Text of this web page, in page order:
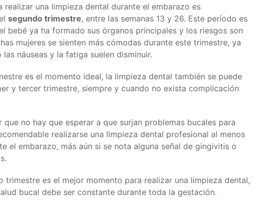
realizar una limpieza dental durante el embarazo es
segundo trimestre, entre las semanas 13 y 26. Este período es
bebé ya ha formado sus órganos principales y los riesgos son
mujeres se sienten más cómodas durante este trimestre, ya
náuseas y la fatiga suelen disminuir.
es el momento ideal, la limpieza dental también se puede
y tercer trimestre, siempre y cuando no exista complicación
no hay que esperar a que surjan problemas bucales para
realizarse una limpieza dental profesional al menos
el embarazo, más aún si se nota alguna señal de gingivitis o
trimestre es el mejor momento para realizar una limpieza dental,
bucal debe ser constante durante toda la gestación.